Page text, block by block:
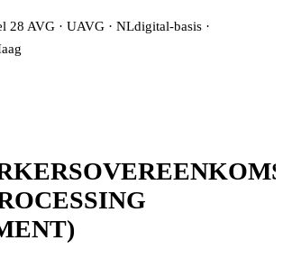
28 AVG · UAVG · NLdigital-basis ·